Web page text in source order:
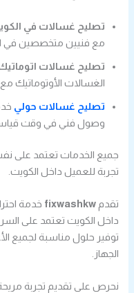
تصليح غسالات في
مع فنيين متخصصين في
تصليح غسالات
الغسالات
تصليح غسالات حولي
وصول فني في وقت قياسي
جميع الخدمات تعتمد على
تجربة للعميل داخل الكويت.
تقدمfixwashkw خدمة
داخل الكويت تعتمد على
توفير حلول مناسبة لجميع
الجهاز.
نحرص على تقديم تجربة